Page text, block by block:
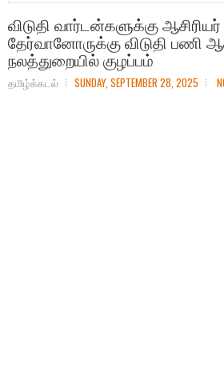
விடுதி வார்டன்களுக்கு
தேர்வானோருக்கு விடுதி பணி
நலத்துறையில் குழப்பம்
தமிழ்க்கடல் SUNDAY, SEPTEMBER 28, 2025